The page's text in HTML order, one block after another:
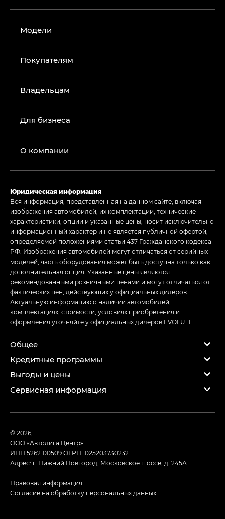
Модели
Покупателям
Владельцам
Для бизнеса
О компании
Юридическая информация
Вся информация, представленная на данном сайте, включая
изображения автомобилей, их комплектации, технические
характеристики, опции и указанные цены, носит исключительно
информационный характер и не является публичной офертой,
определяемой положениями статьи 437 Гражданского кодекса
РФ. Изображения автомобилей могут отличаться от серийных
моделей, часть оборудования может быть доступна только как
дополнительная опция. Указанные цены являются
рекомендованными розничными ценами и могут отличаться от
фактических цен, действующих у официальных дилеров.
Актуальную информацию о наличии автомобилей,
комплектациях, стоимости, условиях приобретения и
оформления уточняйте у официальных дилеров EVOLUTE.
Общее
Кредитные программы
Выгоды и цены
Сервисная информация
© 2026,
ООО «Автолига Центр»
ИНН 5262100509ОГРН 1025203730232
Адрес: г. Нижний Новгород, Московское шоссе, д. 245А
Правовая информация
Согласие на обработку персональных данных